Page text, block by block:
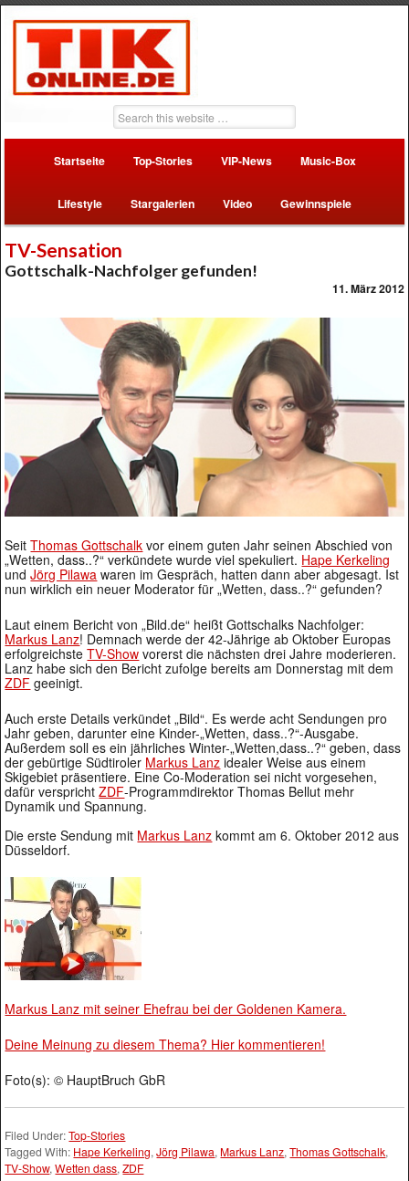
Startseite Top-Stories VIP-News Music-Box
Lifestyle Stargalerien Video Gewinnspiele
TV-Sensation
Gottschalk-Nachfolger gefunden!
11. März 2012
SeitThomas Gottschalk vor einem guten Jahr seinen Abschied von
„Wetten, dass..?“ verkündete wurde viel spekuliert. Hape Kerkeling
undJörg Pilawa waren im Gespräch, hatten dann aber abgesagt. Ist
nun wirklich ein neuer Moderator für „Wetten, dass..?“ gefunden?
Laut einem Bericht von „Bild.de“ heißt Gottschalks Nachfolger:
Markus Lanz! Demnach werde der 42-Jährige ab Oktober Europas
erfolgreichsteTV-Show vorerst die nächsten drei Jahre moderieren.
Lanz habe sich den Bericht zufolge bereits am Donnerstag mit dem
ZDF geeinigt.
Auch erste Details verkündet „Bild“. Es werde acht Sendungen pro
Jahr geben, darunter eine Kinder-„Wetten, dass..?“-Ausgabe.
Außerdem soll es ein jährliches Winter-„Wetten,dass..?“ geben, dass
der gebürtige Südtiroler Markus Lanz idealer Weise aus einem
Skigebiet präsentiere. Eine Co-Moderation sei nicht vorgesehen,
dafür versprichtZDF-Programmdirektor Thomas Bellut mehr
Dynamik und Spannung.
Die erste Sendung mit Markus Lanz kommt am 6. Oktober 2012 aus
Düsseldorf.
Markus Lanz mit seiner Ehefrau bei der Goldenen Kamera.
Deine Meinung zu diesem Thema? Hier kommentieren!
Foto(s): © HauptBruch GbR
Filed Under:Top-Stories
Tagged With: Hape Kerkeling,Jörg Pilawa, Markus Lanz,Thomas Gottschalk,
TV-Show,Wetten dass,ZDF